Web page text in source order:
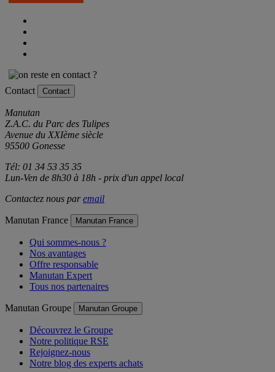
Contact Contact
Manutan
Z.A.C. du Parc des Tulipes
Avenue du XXIème siècle
95500 Gonesse
Tél: 01 34 53 35 35
Lun-Ven de 8h30 à 18h - prix d'un appel local
Contactez nous paremail
Manutan France Manutan France
Qui sommes-nous ?
Nos avantages
Offre responsable
Manutan Expert
Tous nos partenaires
Manutan Groupe Manutan Groupe
Découvrez le Groupe
Notre politique RSE
Rejoignez-nous
Notre blog des experts achats